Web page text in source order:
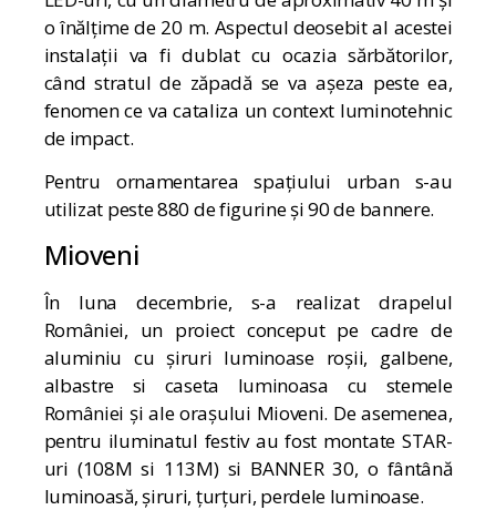
o înălțime de 20 m. Aspectul deosebit al acestei
instalații va fi dublat cu ocazia sărbătorilor,
când stratul de zăpadă se va așeza peste ea,
fenomen ce va cataliza un context luminotehnic
de impact.
Pentru ornamentarea spațiului urban s-au
utilizat peste 880 de figurine și 90 de bannere.
Mioveni
În luna decembrie, s-a realizat drapelul
României, un proiect conceput pe cadre de
aluminiu cu șiruri luminoase roșii, galbene,
albastre si caseta luminoasa cu stemele
României și ale orașului Mioveni. De asemenea,
pentru iluminatul festiv au fost montate STAR-
uri (108M si 113M) si BANNER 30, o fântână
luminoasă, șiruri, țurțuri, perdele luminoase.